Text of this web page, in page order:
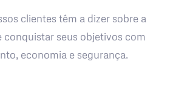
clientes têm a dizer sobre a
conquistar seus objetivos com
economia e segurança.